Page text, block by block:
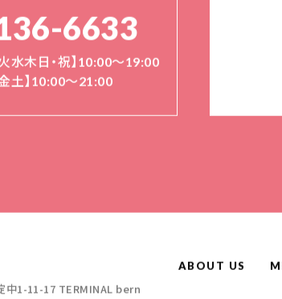
6633
火水木日・祝】10:00～19:00
金土】10:00〜21:00
中1-11-17 TERMINAL bern
ABOUT US